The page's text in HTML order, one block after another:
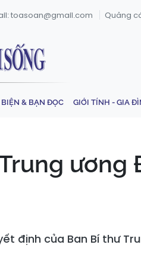
toasoan@gmail.com Quảng
& BẠN ĐỌC GIỚI TÍNH - GIA
ương
định của Ban Bí thư